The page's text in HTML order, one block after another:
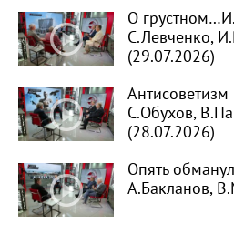
О
С.Левченко,
(29.07.2026)
С.Обухов,
(28.07.2026)
Опять
А.Бакланов,